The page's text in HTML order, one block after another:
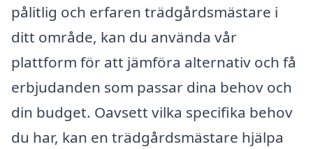
pålitlig och erfaren trädgårdsmästare i
ditt område, kan du använda vår
plattform för att jämföra alternativ och få
erbjudanden som passar dina behov och
din budget. Oavsett vilka specifika behov
du har, kan en trädgårdsmästare hjälpa